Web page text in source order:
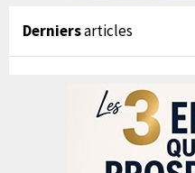
Derniersarticles